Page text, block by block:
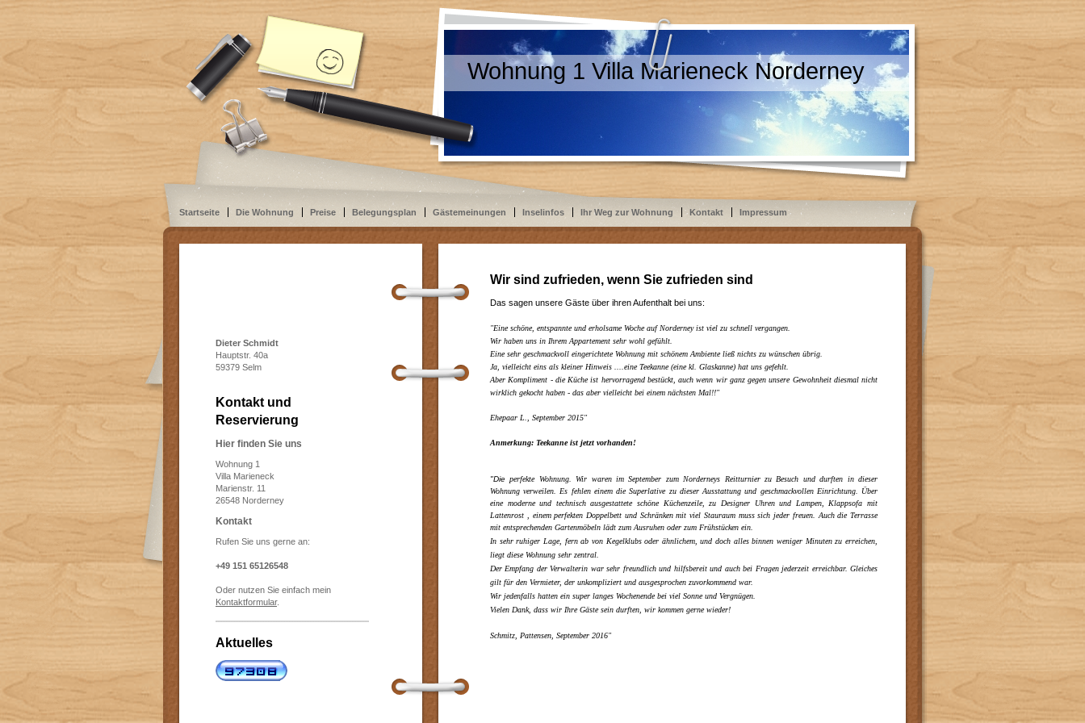
Wohnung 1 Villa Marieneck Norderney
Startseite Die Wohnung Preise Belegungsplan Gästemeinungen Inselinfos Ihr Weg zur Wohnung Kontakt Impressum
Wir sind zufrieden, wenn Sie zufrieden sind
Das sagen unsere Gäste über ihren Aufenthalt bei uns:
"Eine schöne, entspannte und erholsame Woche auf Norderney ist viel zu schnell vergangen.
Wir haben uns in Ihrem Appartement sehr wohl gefühlt.
Eine sehr geschmackvoll eingerichtete Wohnung mit schönem Ambiente ließ nichts zu wünschen übrig.
Ja, vielleicht eins als kleiner Hinweis ....eine Teekanne (eine kl. Glaskanne) hat uns gefehlt.
Aber Kompliment - die Küche ist hervorragend bestückt, auch wenn wir ganz gegen unsere Gewohnheit diesmal nicht
wirklich gekocht haben - das aber vielleicht bei einem nächsten Mal!!"
Ehepaar L., September 2015"
Anmerkung: Teekanne ist jetzt vorhanden!
"Dieperfekte Wohnung. Wir waren im September zum Norderneys Reitturnier zu Besuch und durften in dieser
Wohnung verweilen. Es fehlen einem die Superlative zu dieser Ausstattung und geschmackvollen Einrichtung. Über
eine moderne und technisch ausgestattete schöne Küchenzeile, zu Designer Uhren und Lampen, Klappsofa mit
Lattenrost , einem perfekten Doppelbett und Schränken mit viel Stauraum muss sich jeder freuen. Auch die Terrasse
mit entsprechenden Gartenmöbeln lädt zum Ausruhen oder zum Frühstücken ein.
In sehr ruhiger Lage, fern ab von Kegelklubs oder ähnlichem, und doch alles binnen weniger Minuten zu erreichen,
liegt diese Wohnung sehr zentral.
Der Empfang der Verwalterin war sehr freundlich und hilfsbereit und auch bei Fragen jederzeit erreichbar. Gleiches
gilt für den Vermieter, der unkompliziert und ausgesprochen zuvorkommend war.
Wir jedenfalls hatten ein super langes Wochenende bei viel Sonne und Vergnügen.
Vielen Dank, dass wir Ihre Gäste sein durften, wir kommen gerne wieder!
Schmitz, Pattensen, September 2016"
Dieter Schmidt
Hauptstr. 40a
59379 Selm
Kontakt und
Reservierung
Hier finden Sie uns
Wohnung 1
Villa Marieneck
Marienstr. 11
26548 Norderney
Kontakt
Rufen Sie uns gerne an:
+49 151 65126548
Oder nutzen Sie einfach mein
Kontaktformular.
Aktuelles